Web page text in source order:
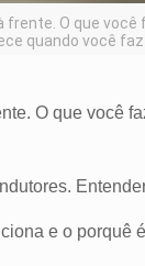
O que
quando você
O que você
e o porquê